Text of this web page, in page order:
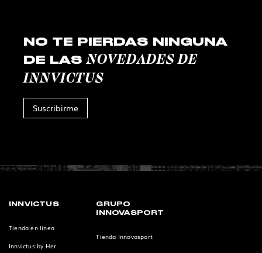
NO TE PIERDAS NINGUNA
DE LAS NOVEDADES DE
INNVICTUS
Suscribirme
INNVICTUS
Tienda en línea
Innvictus by Her
GRUPO
INNOVASPORT
Tienda Innovasport